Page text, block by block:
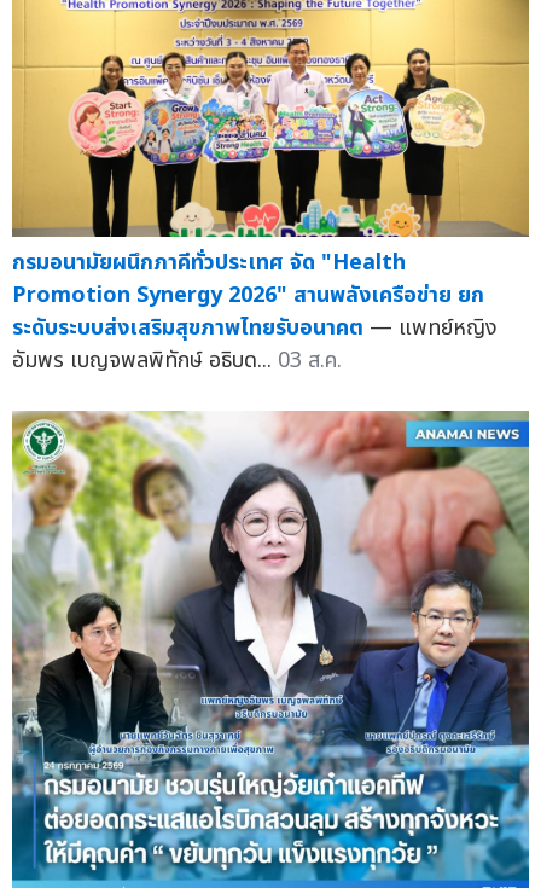
กรมอนามัยผนึกภาคีทั่วประเทศ จัด "Health
Promotion Synergy 2026" สานพลังเครือข่าย ยก
ระดับระบบส่งเสริมสุขภาพไทยรับอนาคต — แพทย์หญิง
อัมพร เบญจพลพิทักษ์ อธิบด... 03 ส.ค.